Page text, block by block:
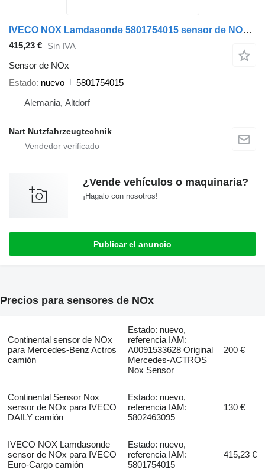
IVECO NOX Lamdasonde 5801754015 sensor de NOx para IVECO Euro-Cargo camión
415,23 € Sin IVA
Sensor de NOx
Estado nuevo
5801754015
Alemania, Altdorf
Nart Nutzfahrzeugtechnik
¿Vende vehículos o maquinaria?
¡Hagalo con nosotros!
Publicar el anuncio
Precios para sensores de NOx
Continental sensor de NOx
para Mercedes-Benz Actros
camión
Estado: nuevo,
referencia IAM:
A0091533628 Original
Mercedes-ACTROS
Nox Sensor
200 €
Continental Sensor Nox
sensor de NOx para IVECO
DAILY camión
Estado: nuevo,
referencia IAM:
5802463095
130 €
IVECO NOX Lamdasonde
sensor de NOx para IVECO
Euro-Cargo camión
Estado: nuevo,
referencia IAM:
5801754015
415,23 €